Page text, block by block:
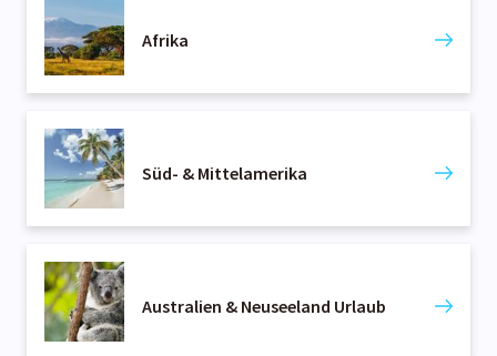
Afrika
Süd- & Mittelamerika
Australien & Neuseeland Urlaub